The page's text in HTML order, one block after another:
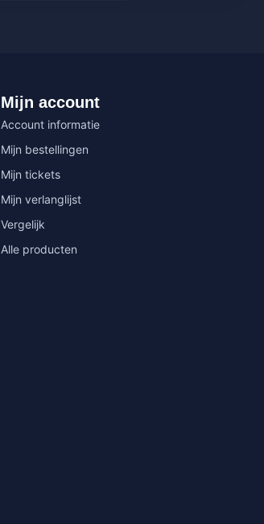
Mijn account
Account informatie
Mijn bestellingen
Mijn tickets
Mijn verlanglijst
Vergelijk
Alle producten